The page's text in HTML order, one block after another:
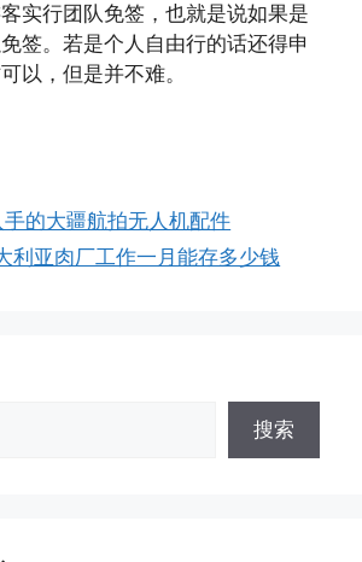
实行团队免签，也就是说如果是
签。若是个人自由行的话还得申
以，但是并不难。
的大疆航拍无人机配件
利亚肉厂工作一月能存多少钱
搜索